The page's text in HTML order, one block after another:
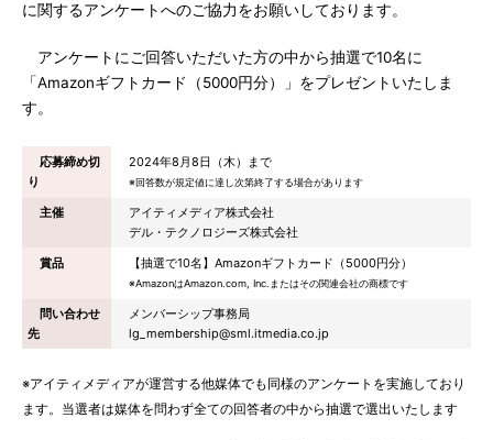
に関するアンケートへのご協力をお願いしております。
アンケートにご回答いただいた方の中から抽選で10名に
「Amazonギフトカード（5000円分）」をプレゼントいたしま
す。
応募締め切
り
2024年8月8日（木）まで
※回答数が規定値に達し次第終了する場合があります
主催
アイティメディア株式会社
デル・テクノロジーズ株式会社
賞品
【抽選で10名】Amazonギフトカード（5000円分）
※AmazonはAmazon.com, Inc.またはその関連会社の商標です
問い合わせ
先
メンバーシップ事務局
lg_membership@sml.itmedia.co.jp
※アイティメディアが運営する他媒体でも同様のアンケートを実施しており
ます。当選者は媒体を問わず全ての回答者の中から抽選で選出いたします